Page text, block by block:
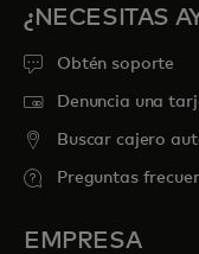
¿NECESITAS
Obtén soporte
Denuncia una
Buscar cajero
Preguntas
EMPRESA